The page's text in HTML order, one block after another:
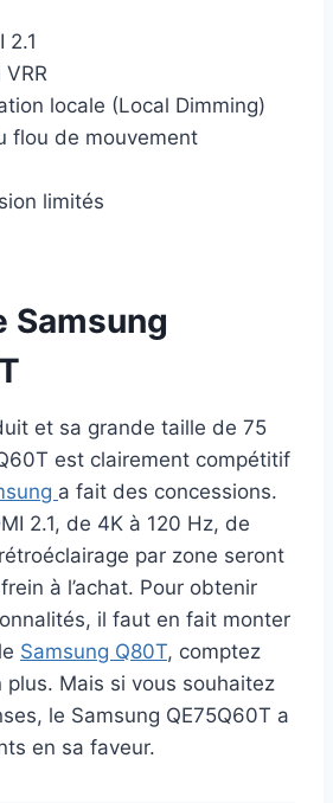
2.1
locale (Local Dimming)
flou de mouvement
limités
Samsung
et sa grande taille de 75
est clairement compétitif
a fait des concessions.
2.1, de 4K à 120 Hz, de
par zone seront
à l’achat. Pour obtenir
il faut en fait monter
Samsung Q80T, comptez
Mais si vous souhaitez
le Samsung QE75Q60T a
en sa faveur.